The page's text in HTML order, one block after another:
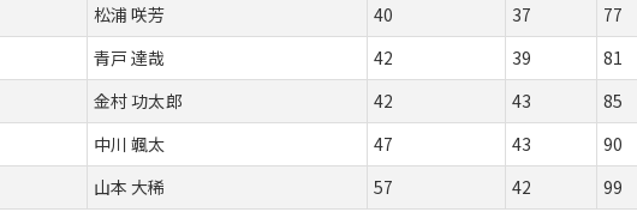
松浦 咲芳 40 37
77
青戸 達哉 42 39
81
金村 功太郎 42 43
85
中川 颯太 47 43
90
山本 大稀 57 42
99